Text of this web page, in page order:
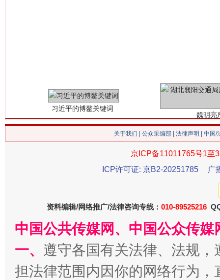
“刷贴”乱象丛生
生
关于我们 公众采编部 法律声明 | 中国
京ICP备11011765号1至
ICP许可证: 京B2-20251785
广
资料编辑/网络推广/法律咨询专线： 010-89525216
中国公共传媒网、中国公众传
一、 遵守各国有关法律、法规
担法律范围内因你的网络行为